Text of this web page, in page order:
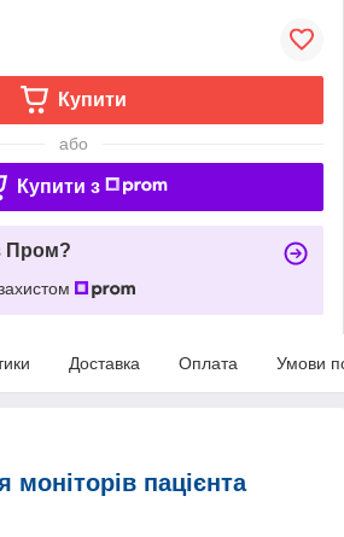
Купити
або
Купити з
Пром?
Доставка Оплата Умови
моніторів пацієнта